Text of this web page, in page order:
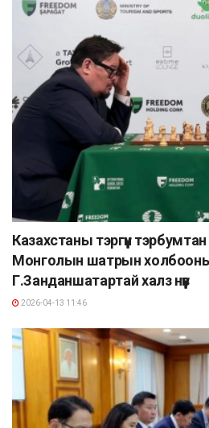
Казахстаны тэргүүн
Монголын шатрын холбооны
Г.Занданшатартай халз нүүв
2026-04-13 11:46